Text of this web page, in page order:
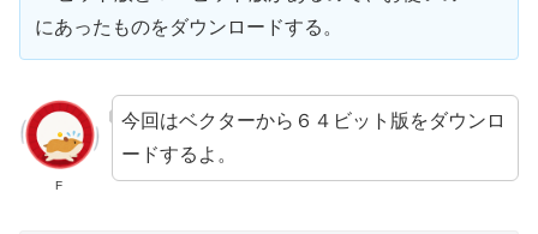
にあったものをダウンロードする。
F
今回はベクターから６４ビット版をダウンロ
ードするよ。